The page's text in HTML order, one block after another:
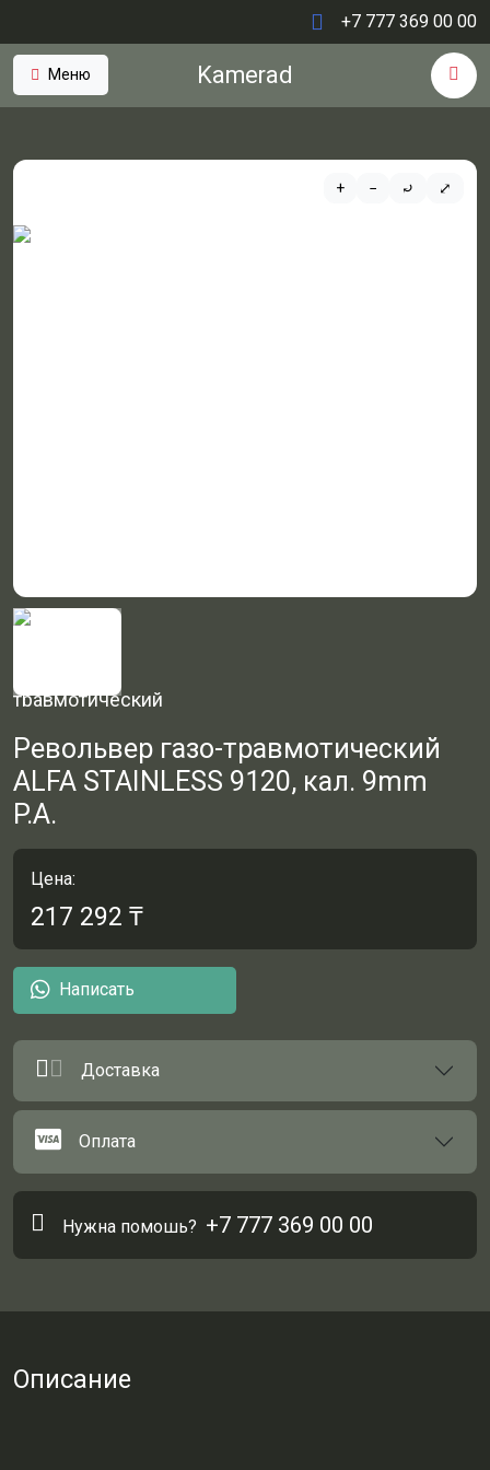
+7 777 369 00 00
Меню Kamerad
+ − ⤾ ⤢
Револьвер газо-травмотический
ALFA STAINLESS 9120, кал. 9mm
P.A.
Цена:
217 292 ₸
Написать
Доставка
Оплата
Нужна помошь? +7 777 369 00 00
Описание